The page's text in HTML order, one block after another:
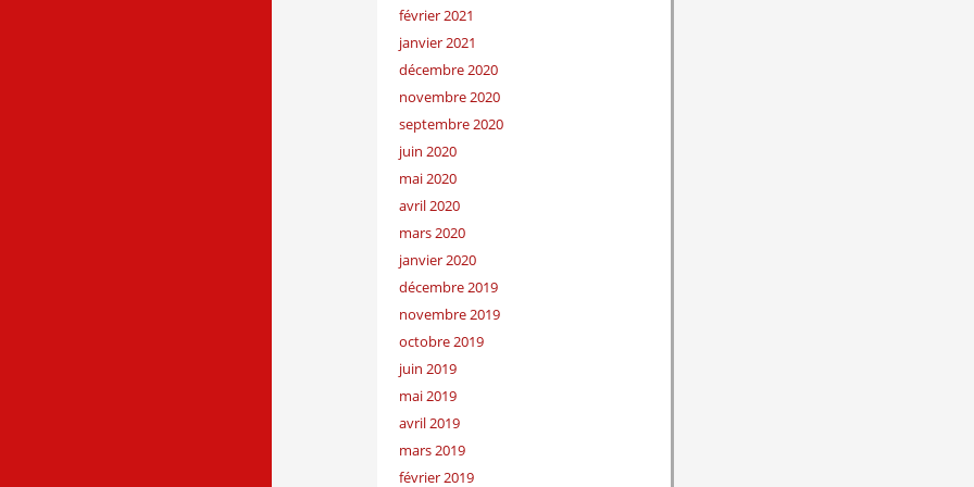
février 2021
janvier 2021
décembre 2020
novembre 2020
septembre 2020
juin 2020
mai 2020
avril 2020
mars 2020
janvier 2020
décembre 2019
novembre 2019
octobre 2019
juin 2019
mai 2019
avril 2019
mars 2019
février 2019